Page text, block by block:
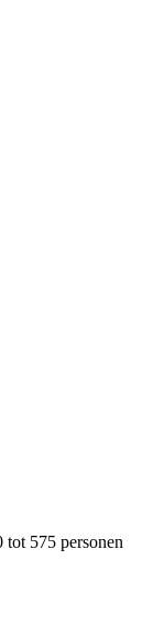
tot 575 personen